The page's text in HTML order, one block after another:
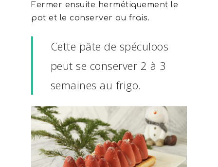
Fermer ensuite hermétiquement le
pot et le conserver au frais.
Cette pâte de spéculoos
peut se conserver 2 à 3
semaines au frigo.